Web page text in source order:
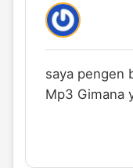
saya pengen
Mp3 Gimana